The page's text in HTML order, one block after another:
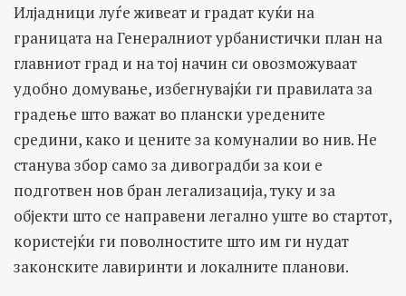
Илјадници луѓе живеат и градат куќи на
границата на Генералниот урбанистички план на
главниот град и на тој начин си овозможуваат
удобно домување, избегнувајќи ги правилата за
градење што важат во плански уредените
средини, како и цените за комуналии во нив. Не
станува збор само за дивоградби за кои е
подготвен нов бран легализација, туку и за
објекти што се направени легално уште во стартот,
користејќи ги поволностите што им ги нудат
законските лавиринти и локалните планови.